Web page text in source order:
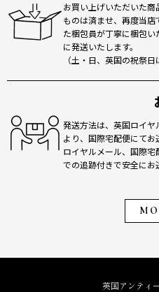
お買い上げいただいた
ものは済ませ、再度当
た梱包員が丁寧に梱包
に発送いたします。
（土・日、英国の祝祭日
発送方法は、英国ロイヤ
より、国際宅配便にてお
ロイヤルメール、国際
での追跡付きで安全にお
英国アンティ